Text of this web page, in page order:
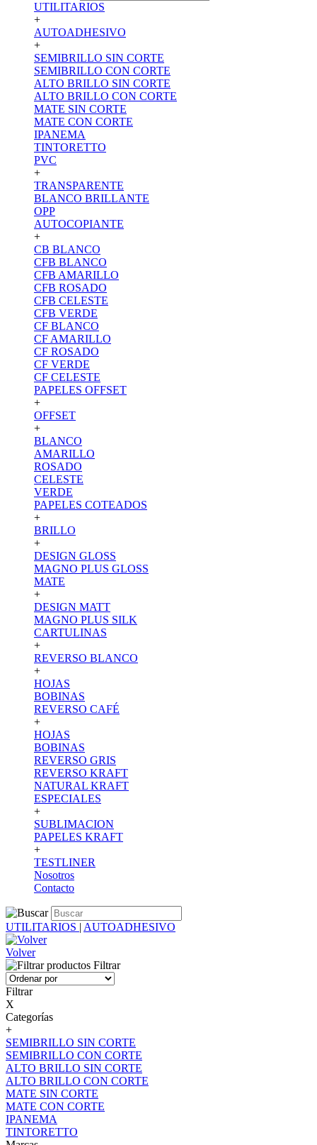
UTILITARIOS
+
AUTOADHESIVO
+
SEMIBRILLO SIN CORTE
SEMIBRILLO CON CORTE
ALTO BRILLO SIN CORTE
ALTO BRILLO CON CORTE
MATE SIN CORTE
MATE CON CORTE
IPANEMA
TINTORETTO
PVC
+
TRANSPARENTE
BLANCO BRILLANTE
OPP
AUTOCOPIANTE
+
CB BLANCO
CFB BLANCO
CFB AMARILLO
CFB ROSADO
CFB CELESTE
CFB VERDE
CF BLANCO
CF AMARILLO
CF ROSADO
CF VERDE
CF CELESTE
PAPELES OFFSET
+
OFFSET
+
BLANCO
AMARILLO
ROSADO
CELESTE
VERDE
PAPELES COTEADOS
+
BRILLO
+
DESIGN GLOSS
MAGNO PLUS GLOSS
MATE
+
DESIGN MATT
MAGNO PLUS SILK
CARTULINAS
+
REVERSO BLANCO
+
HOJAS
BOBINAS
REVERSO CAFÉ
+
HOJAS
BOBINAS
REVERSO GRIS
REVERSO KRAFT
NATURAL KRAFT
ESPECIALES
+
SUBLIMACION
PAPELES KRAFT
+
TESTLINER
Nosotros
Contacto
UTILITARIOS | AUTOADHESIVO
Volver
Filtrar
Filtrar
X
Categorías
+
SEMIBRILLO SIN CORTE
SEMIBRILLO CON CORTE
ALTO BRILLO SIN CORTE
ALTO BRILLO CON CORTE
MATE SIN CORTE
MATE CON CORTE
IPANEMA
TINTORETTO